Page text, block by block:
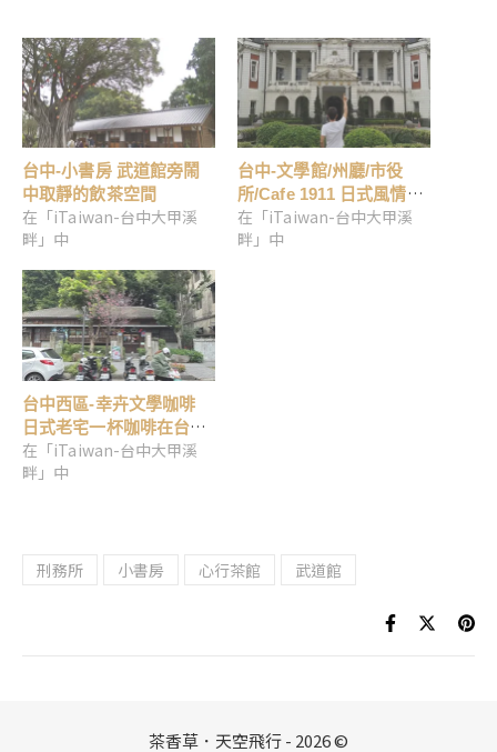
台中-小書房 武道館旁鬧
中取靜的飲茶空間
在「iTaiwan-台中大甲溪
畔」中
台中-文學館/州廳/市役
所/Cafe 1911 日式風情半
日遊
在「iTaiwan-台中大甲溪
畔」中
台中西區-幸卉文學咖啡
日式老宅一杯咖啡在台中
文學館
在「iTaiwan-台中大甲溪
畔」中
刑務所 小書房 心行茶館 武道館
茶香草．天空飛行 - 2026 ©